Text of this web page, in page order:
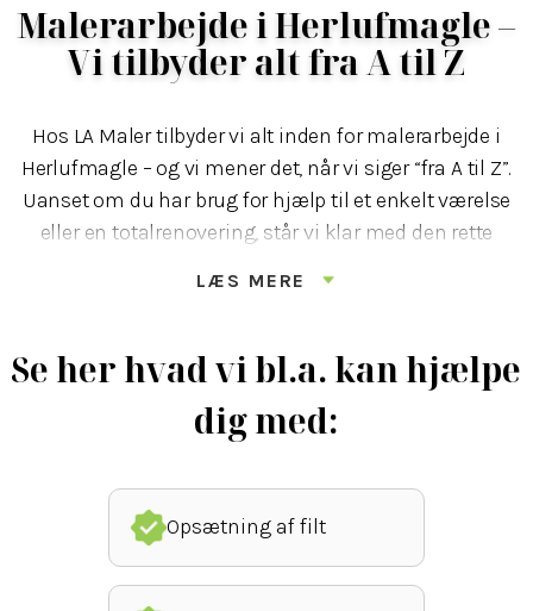
Malerarbejde i Herlufmagle –
Vi tilbyder alt fra A til Z
Hos LA Maler tilbyder vi alt inden for malerarbejde i
Herlufmagle – og vi mener det, når vi siger “fra A til Z”.
Uanset om du har brug for hjælp til et enkelt værelse
eller en totalrenovering, står vi klar med den rette
opsætning af filt, spartling, facademaling, maling af
vinduer og meget mere. Vi har erfaring med både
private boliger, erhvervsbyggeri og sommerhuse – og vi
behov. Vi går aldrig på kompromis med kvaliteten og
arbejder kun med materialer, vi selv kan stå inde for.
Det sikrer dig et flot og langtidsholdbart resultat – hver
gang.
LÆS MERE
Se her hvad vi bl.a. kan hjælpe
dig med:
Opsætning af filt